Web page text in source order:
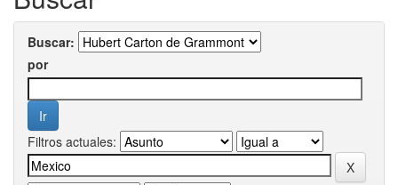
Buscar:
por
Filtros actuales: